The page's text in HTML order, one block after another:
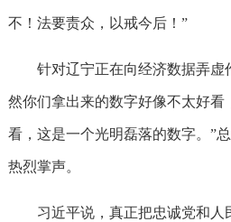
不！法要责众，以戒今后！”
针对辽宁正在向经济数据弄虚
然你们拿出来的数字好像不太好看
看，这是一个光明磊落的数字。”
热烈掌声。
习近平说，真正把忠诚党和人